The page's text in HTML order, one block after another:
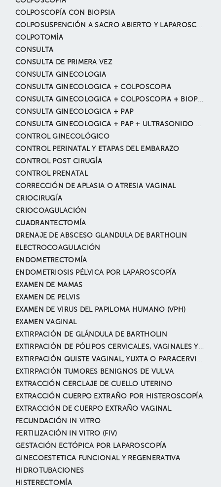
COLPOSCOPÍA CON BIOPSIA
COLPOSUSPENCIÓN A SACRO ABIERTO Y LAPAROSCÓPICO
COLPOTOMÍA
CONSULTA
CONSULTA DE PRIMERA VEZ
CONSULTA GINECOLOGIA
CONSULTA GINECOLOGICA + COLPOSCOPIA
CONSULTA GINECOLOGICA + COLPOSCOPIA + BIOPSIA
CONSULTA GINECOLOGICA + PAP
CONSULTA GINECOLOGICA + PAP + ULTRASONIDO GINECOLOGICO
CONTROL GINECOLÓGICO
CONTROL PERINATAL Y ETAPAS DEL EMBARAZO
CONTROL POST CIRUGÍA
CONTROL PRENATAL
CORRECCIÓN DE APLASIA O ATRESIA VAGINAL
CRIOCIRUGÍA
CRIOCOAGULACIÓN
CUADRANTECTOMÍA
DRENAJE DE ABSCESO GLANDULA DE BARTHOLIN
ELECTROCOAGULACIÓN
ENDOMETRECTOMÍA
ENDOMETRIOSIS PÉLVICA POR LAPAROSCOPÍA
EXAMEN DE MAMAS
EXAMEN DE PELVIS
EXAMEN DE VIRUS DEL PAPILOMA HUMANO (VPH)
EXAMEN VAGINAL
EXTIRPACIÓN DE GLÁNDULA DE BARTHOLIN
EXTIRPACIÓN DE PÓLIPOS CERVICALES, VAGINALES Y VULVARES
EXTIRPACIÓN QUISTE VAGINAL, YUXTA O PARACERVICAL
EXTIRPACIÓN TUMORES BENIGNOS DE VULVA
EXTRACCIÓN CERCLAJE DE CUELLO UTERINO
EXTRACCIÓN CUERPO EXTRAÑO POR HISTEROSCOPÍA
EXTRACCIÓN DE CUERPO EXTRAÑO VAGINAL
FECUNDACIÓN IN VITRO
FERTILIZACIÓN IN VITRO (FIV)
GESTACIÓN ECTÓPICA POR LAPAROSCOPÍA
GINECOESTETICA FUNCIONAL Y REGENERATIVA
HIDROTUBACIONES
HISTERECTOMÍA